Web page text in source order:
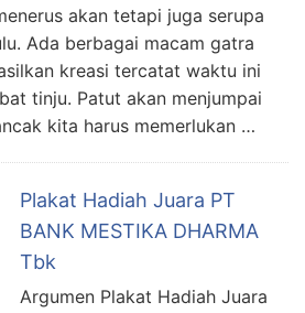
akan tetapi juga serupa
Ada berbagai macam gatra
kreasi tercatat waktu ini
tinju. Patut akan menjumpai
kita harus memerlukan …
Plakat Hadiah Juara PT
BANK MESTIKA DHARMA
Tbk
Argumen Plakat Hadiah Juara